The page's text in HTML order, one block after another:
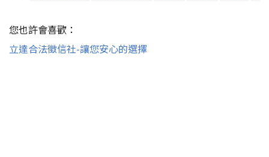
您也許會喜歡：
立達合法徵信社-讓您安心的選擇